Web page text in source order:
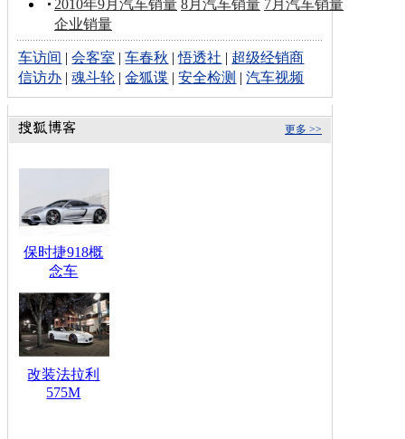
2010年9月汽车销量 8月汽车销量 7月汽车销量
企业销量
车访间 |会客室 |车春秋 |悟透社 | 超级经销商
信访办 |魂斗轮 |金狐谍 |安全检测 |汽车视频
更多 >>
保时捷918概
念车
改装法拉利
575M